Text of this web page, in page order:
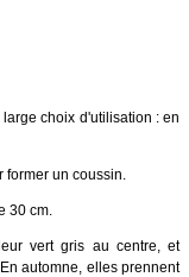
large choix d'utilisation : en
former un coussin.
30 cm.
vert gris au centre, et
automne, elles prennent